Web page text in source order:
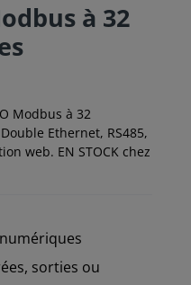
à 32
Modbus à 32
Ethernet, RS485,
web. EN STOCK chez
sorties ou